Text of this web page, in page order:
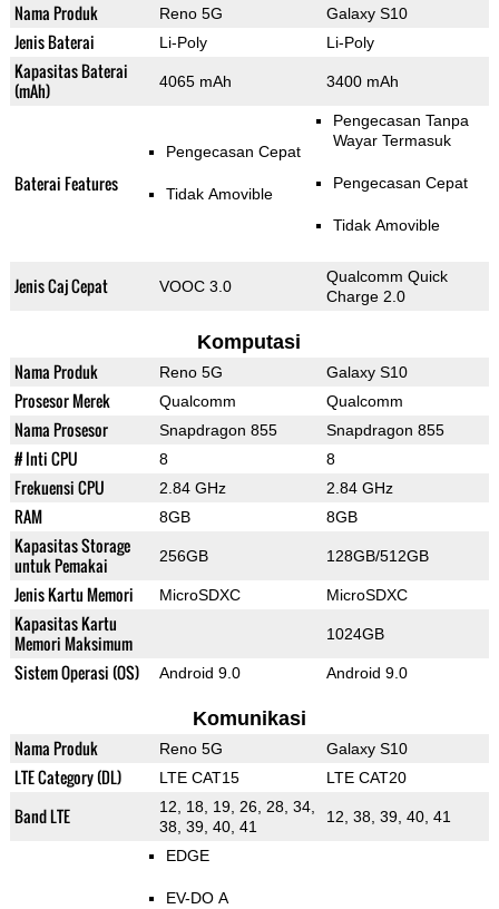
Nama Produk Reno 5G Galaxy S10
Jenis Baterai Li-Poly Li-Poly
Kapasitas Baterai
(mAh)
4065 mAh 3400 mAh
Baterai Features
Pengecasan Cepat
Tidak Amovible
Pengecasan Tanpa
Wayar Termasuk
Pengecasan Cepat
Tidak Amovible
Jenis Caj Cepat VOOC 3.0
Qualcomm Quick
Charge 2.0
Komputasi
Nama Produk Reno 5G Galaxy S10
Prosesor Merek Qualcomm Qualcomm
Nama Prosesor Snapdragon 855 Snapdragon 855
# Inti CPU 8 8
Frekuensi CPU 2.84 GHz 2.84 GHz
RAM 8GB 8GB
Kapasitas Storage
untuk Pemakai
256GB 128GB/512GB
Jenis Kartu Memori MicroSDXC MicroSDXC
Kapasitas Kartu
Memori Maksimum
1024GB
Sistem Operasi (OS) Android 9.0 Android 9.0
Komunikasi
Nama Produk Reno 5G Galaxy S10
LTE Category (DL) LTE CAT15 LTE CAT20
Band LTE
12, 18, 19, 26, 28, 34,
38, 39, 40, 41
12, 38, 39, 40, 41
EDGE
EV-DO A